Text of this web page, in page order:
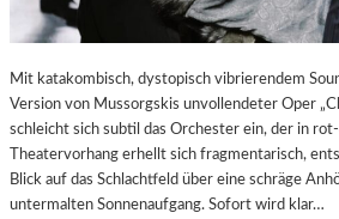
K
E
Mit katakombisch, dystopisch vibrierendem
Version von Mussorgskis unvollendeter Oper
schleicht sich subtil das Orchester ein, der in
Theatervorhang erhellt sich fragmentarisch,
Blick auf das Schlachtfeld über eine schräge
untermalten Sonnenaufgang. Sofort wird klar…